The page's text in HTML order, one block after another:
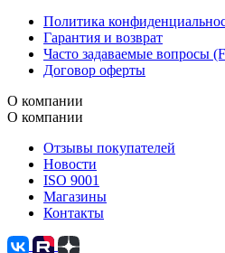
Политика
Гарантия и возврат
Часто задаваемые вопросы
Договор оферты
О компании
О компании
Отзывы покупателей
Новости
ISO 9001
Магазины
Контакты